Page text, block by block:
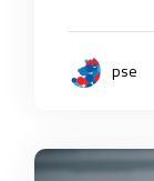
pse